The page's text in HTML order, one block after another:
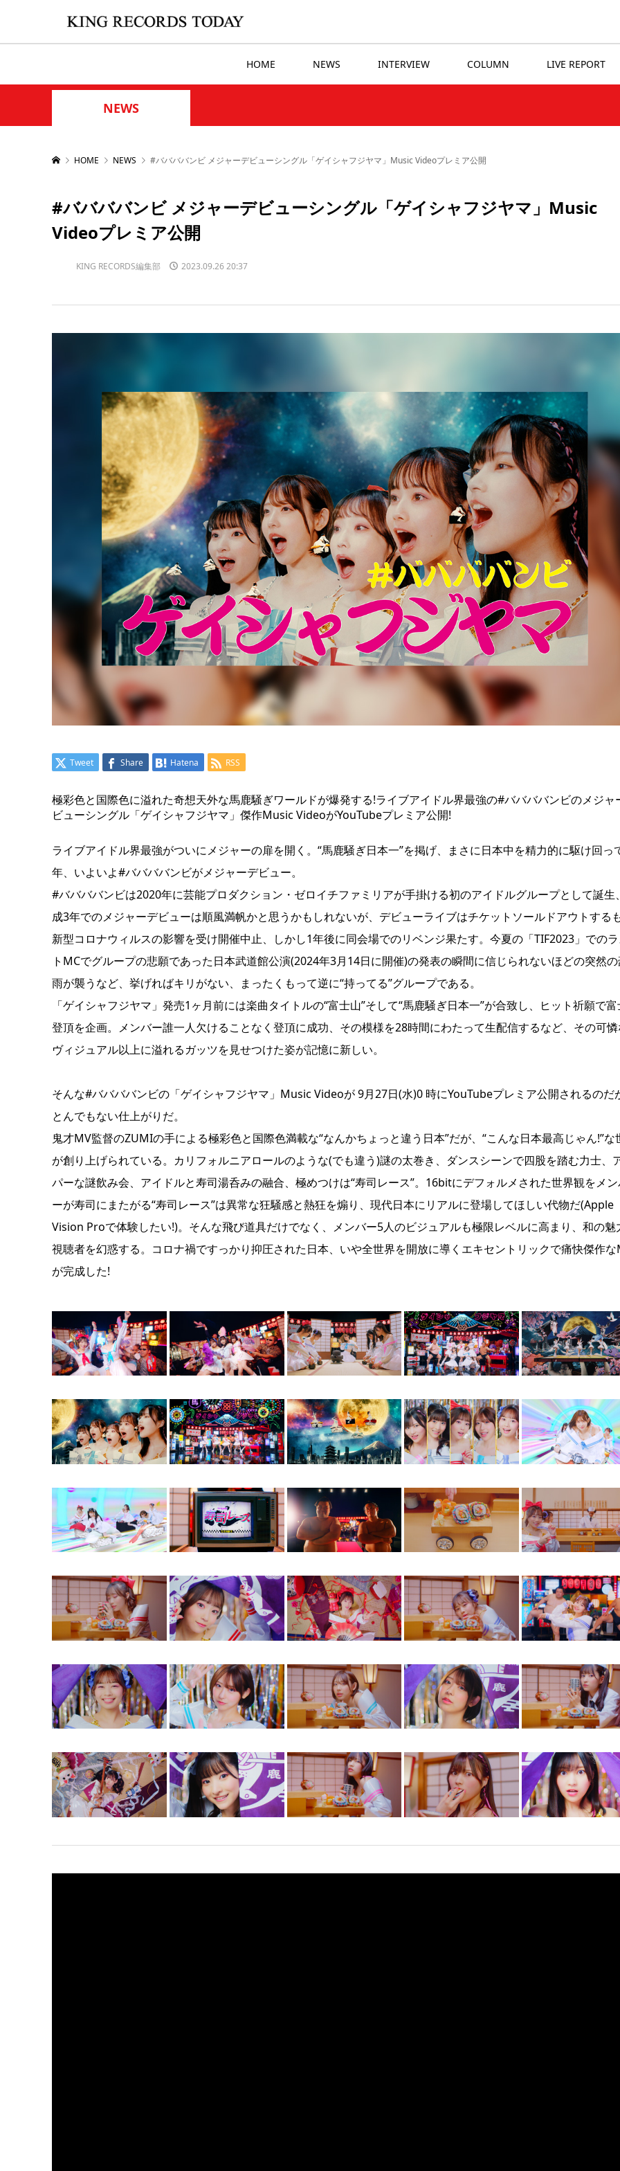
HOME NEWS INTERVIEW COLUMN LIVE REPORT
NEWS
HOME NEWS #ババババンビ メジャーデビューシングル「ゲイシャフジヤマ」Music Videoプレミア公開
#ババババンビ メジャーデビューシングル「ゲイシャフジヤマ」Music
Videoプレミア公開
KING RECORDS編集部 2023.09.26 20:37
Tweet Share Hatena RSS
極彩色と国際色に溢れた奇想天外な馬鹿騒ぎワールドが爆発する!ライブアイドル界最強の#ババババンビのメジャ
ビューシングル「ゲイシャフジヤマ」傑作Music VideoがYouTubeプレミア公開!
ライブアイドル界最強がついにメジャーの扉を開く。“馬鹿騒ぎ日本一”を掲げ、まさに日本中を精力的に駆け回っ
年、いよいよ#ババババンビがメジャーデビュー。
#ババババンビは2020年に芸能プロダクション・ゼロイチファミリアが手掛ける初のアイドルグループとして誕生
成3年でのメジャーデビューは順風満帆かと思うかもしれないが、デビューライブはチケットソールドアウトする
新型コロナウィルスの影響を受け開催中止、しかし1年後に同会場でのリベンジ果たす。今夏の「TIF2023」での
トMCでグループの悲願であった日本武道館公演(2024年3月14日に開催)の発表の瞬間に信じられないほどの突然
雨が襲うなど、挙げればキリがない、まったくもって逆に“持ってる”グループである。
「ゲイシャフジヤマ」発売1ヶ月前には楽曲タイトルの“富士山”そして“馬鹿騒ぎ日本一”が合致し、ヒット祈願で
登頂を企画。メンバー誰一人欠けることなく登頂に成功、その模様を28時間にわたって生配信するなど、その可
ヴィジュアル以上に溢れるガッツを見せつけた姿が記憶に新しい。
そんな#ババババンビの「ゲイシャフジヤマ」Music Videoが 9月27日(水)0 時にYouTubeプレミア公開されるのだ
とんでもない仕上がりだ。
鬼才MV監督のZUMIの手による極彩色と国際色満載な“なんかちょっと違う日本”だが、“こんな日本最高じゃん!”な
が創り上げられている。カリフォルニアロールのような(でも違う)謎の太巻き、ダンスシーンで四股を踏む力士、
パーな謎飲み会、アイドルと寿司湯呑みの融合、極めつけは“寿司レース”。16bitにデフォルメされた世界観をメ
ーが寿司にまたがる“寿司レース”は異常な狂騒感と熱狂を煽り、現代日本にリアルに登場してほしい代物だ(Apple
Vision Proで体験したい!)。そんな飛び道具だけでなく、メンバー5人のビジュアルも極限レベルに高まり、和の魅
視聴者を幻惑する。コロナ禍ですっかり抑圧された日本、いや全世界を開放に導くエキセントリックで痛快傑作な
が完成した!